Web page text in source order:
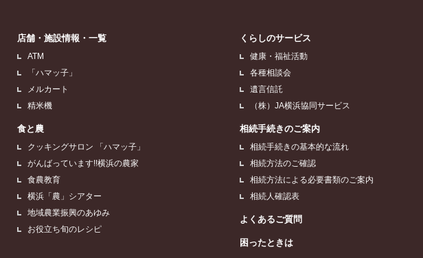
店舗・施設情報・一覧
ATM
「ハマッ子」
メルカート
精米機
食と農
クッキングサロン 「ハマッ子」
がんばっています!!横浜の農家
食農教育
横浜「農」シアター
地域農業振興のあゆみ
お役立ち旬のレシピ
くらしのサービス
健康・福祉活動
各種相談会
遺言信託
（株）JA横浜協同サービス
相続手続きのご案内
相続手続きの基本的な流れ
相続方法のご確認
相続方法による必要書類のご案内
相続人確認表
よくあるご質問
困ったときは